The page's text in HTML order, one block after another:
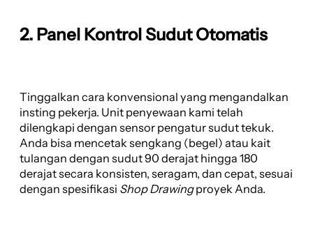
2. Panel Kontrol Sudut Otomatis
Tinggalkan cara konvensional yang mengandalkan
insting pekerja. Unit penyewaan kami telah
dilengkapi dengan sensor pengatur sudut tekuk.
Anda bisa mencetak sengkang (begel) atau kait
tulangan dengan sudut 90 derajat hingga 180
derajat secara konsisten, seragam, dan cepat, sesuai
dengan spesifikasi Shop Drawingproyek Anda.